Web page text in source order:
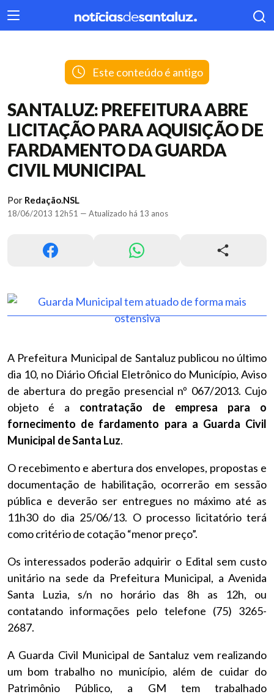
404
Este conteúdo é antigo
SANTALUZ: PREFEITURA ABRE
LICITAÇÃO PARA AQUISIÇÃO DE
FARDAMENTO DA GUARDA
CIVIL MUNICIPAL
Por Redação.NSL
18/06/2013 12h51 — Atualizado há 13 anos
A Prefeitura Municipal de Santaluz publicou no último
dia 10, no Diário Oficial Eletrônico do Município, Aviso
de abertura do pregão presencial nº 067/2013. Cujo
objeto é a contratação de empresa para o
fornecimento de fardamento para a Guarda Civil
Municipal de Santa Luz.
O recebimento e abertura dos envelopes, propostas e
documentação de habilitação, ocorrerão em sessão
pública e deverão ser entregues no máximo até as
11h30 do dia 25/06/13. O processo licitatório terá
como critério de cotação “menor preço”.
Os interessados poderão adquirir o Edital sem custo
unitário na sede da Prefeitura Municipal, a Avenida
Santa Luzia, s/n no horário das 8h as 12h, ou
contatando informações pelo telefone (75) 3265-
2687.
A Guarda Civil Municipal de Santaluz vem realizando
um bom trabalho no município, além de cuidar do
Patrimônio Público, a GM tem trabalhado